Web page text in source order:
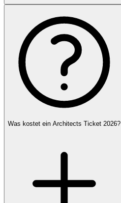
Was kostet ein Architects Ticket 2026?